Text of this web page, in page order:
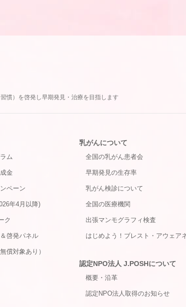
慣）を啓発し早期発見・治療を目指します
ム
金
ペーン
年4月以降)
ク
啓発パネル
償対象あり）
乳がんについて
全国の乳がん患者会
早期発見の生存率
乳がん検診について
全国の医療機関
出張マンモグラフィ検査
はじめよう！ブレスト・アウェア
認定NPO法人 J.POSHについて
概要・沿革
認定NPO法人取得のお知らせ